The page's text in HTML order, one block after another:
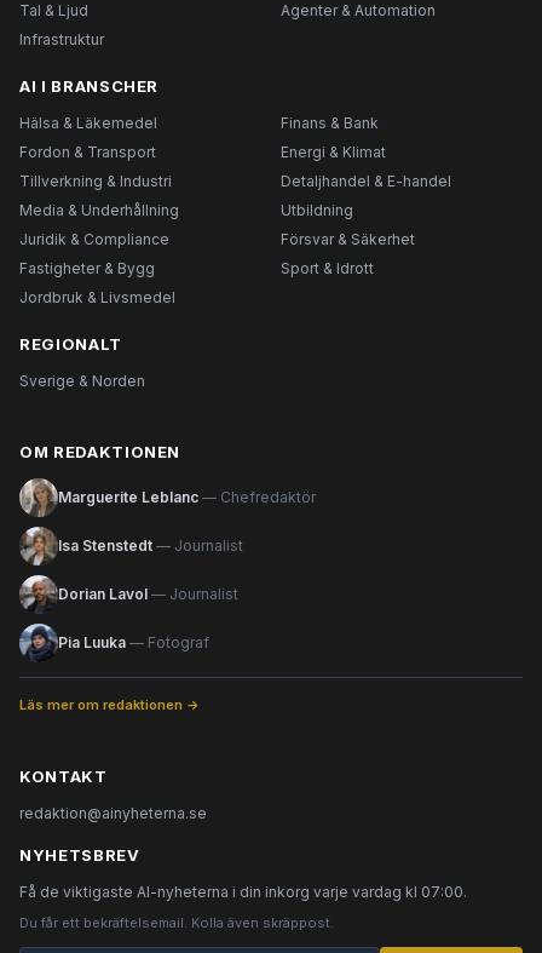
Tal & Ljud
Agenter & Automation
Infrastruktur
AI I BRANSCHER
Hälsa & Läkemedel
Finans & Bank
Fordon & Transport
Energi & Klimat
Tillverkning & Industri
Detaljhandel & E-handel
Media & Underhållning
Utbildning
Juridik & Compliance
Försvar & Säkerhet
Fastigheter & Bygg
Sport & Idrott
Jordbruk & Livsmedel
REGIONALT
Sverige & Norden
OM REDAKTIONEN
Marguerite Leblanc — Chefredaktör
Isa Stenstedt — Journalist
Dorian Lavol — Journalist
Pia Luuka — Fotograf
Läs mer om redaktionen →
KONTAKT
redaktion@ainyheterna.se
NYHETSBREV
Få de viktigaste AI-nyheterna i din inkorg varje vardag kl 07:00.
Du får ett bekräftelsemail. Kolla även skräppost.